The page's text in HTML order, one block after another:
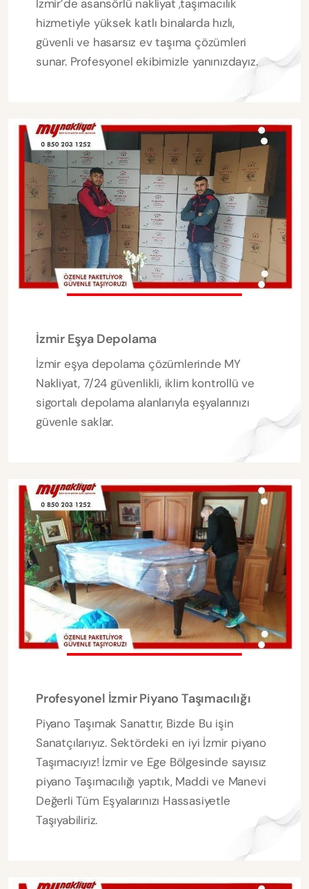
İzmir’de asansörlü nakliyat ,taşımacılık
hizmetiyle yüksek katlı binalarda hızlı,
güvenli ve hasarsız ev taşıma çözümleri
sunar. Profesyonel ekibimizle yanınızdayız.
İzmir Eşya Depolama
İzmir eşya depolama çözümlerinde MY
Nakliyat, 7/24 güvenlikli, iklim kontrollü ve
sigortalı depolama alanlarıyla eşyalarınızı
güvenle saklar.
Profesyonel İzmir Piyano Taşımacılığı
Piyano Taşımak Sanattır, Bizde Bu işin
Sanatçılarıyız. Sektördeki en iyi İzmir piyano
Taşımacıyız! İzmir ve Ege Bölgesinde sayısız
piyano Taşımacılığı yaptık, Maddi ve Manevi
Değerli Tüm Eşyalarınızı Hassasiyetle
Taşıyabiliriz.